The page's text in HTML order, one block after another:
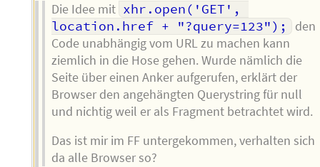
Die Idee mit xhr.open('GET',
location.href + "?query=123");
den
Code unabhängig vom URL zu machen kann
ziemlich in die Hose gehen. Wurde nämlich die
Seite über einen Anker aufgerufen, erklärt der
Browser den angehängten Querystring für null
und nichtig weil er als Fragment betrachtet wird.
Das ist mir im FF untergekommen, verhalten sich
da alle Browser so?